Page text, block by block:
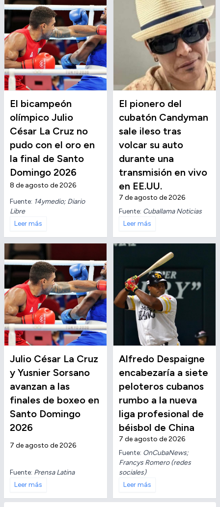
El bicampeón
olímpico Julio
César La Cruz no
pudo con el oro en
la final de Santo
Domingo 2026
8 de agosto de 2026
Fuente: 14ymedio; Diario
Libre
Leer más
El pionero del
cubatón Candyman
sale ileso tras
volcar su auto
durante una
transmisión en vivo
en EE.UU.
7 de agosto de 2026
Fuente: Cuballama Noticias
Leer más
Julio César La Cruz
y Yusnier Sorsano
avanzan a las
finales de boxeo en
Santo Domingo
2026
7 de agosto de 2026
Fuente: Prensa Latina
Leer más
Alfredo Despaigne
encabezaría a siete
peloteros cubanos
rumbo a la nueva
liga profesional de
béisbol de China
7 de agosto de 2026
Fuente: OnCubaNews;
Francys Romero (redes
sociales)
Leer más